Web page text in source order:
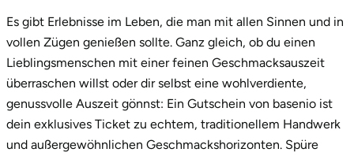
Es gibt Erlebnisse im Leben, die man mit allen Sinnen und in
vollen Zügen genießen sollte. Ganz gleich, ob du einen
Lieblingsmenschen mit einer feinen Geschmacksauszeit
überraschen willst oder dir selbst eine wohlverdiente,
genussvolle Auszeit gönnst: Ein Gutschein von basenio ist
dein exklusives Ticket zu echtem, traditionellem Handwerk
und außergewöhnlichen Geschmackshorizonten. Spüre